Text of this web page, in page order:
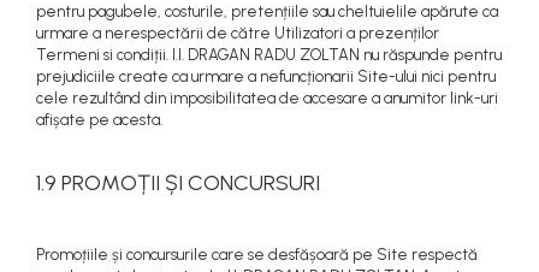
pentru pagubele, costurile, pretențiile sau cheltuielile apărute ca
urmare a nerespectării de către Utilizatori a prezenților
Termeni si condiții. I.I. DRAGAN RADU ZOLTAN nu răspunde pentru
prejudiciile create ca urmare a nefuncționarii Site-ului nici pentru
cele rezultând din imposibilitatea de accesare a anumitor link-uri
afișate pe acesta.
1.9 PROMOȚII ȘI CONCURSURI
Promoțiile și concursurile care se desfășoară pe Site respectă